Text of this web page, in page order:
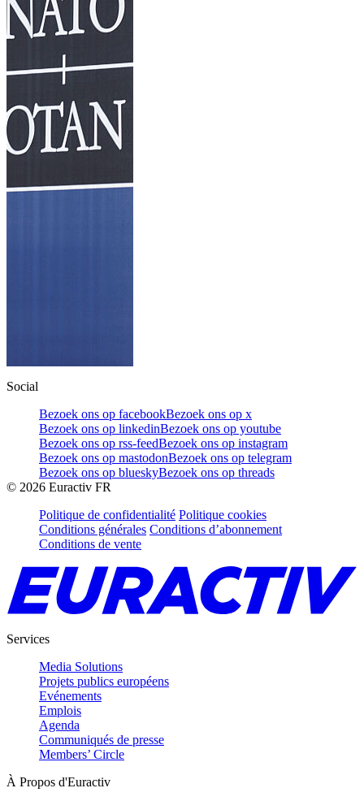
Social
Bezoek ons op facebookBezoek ons op x
Bezoek ons op linkedinBezoek ons op youtube
Bezoek ons op rss-feedBezoek ons op instagram
Bezoek ons op mastodonBezoek ons op telegram
Bezoek ons op blueskyBezoek ons op threads
© 2026 Euractiv FR
Politique de confidentialité Politique cookies
Conditions générales Conditions d’abonnement
Conditions de vente
Services
Media Solutions
Projets publics européens
Evénements
Emplois
Agenda
Communiqués de presse
Members’ Circle
À Propos d'Euractiv